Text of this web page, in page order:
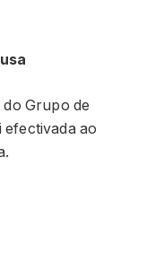
Grupo de
ao